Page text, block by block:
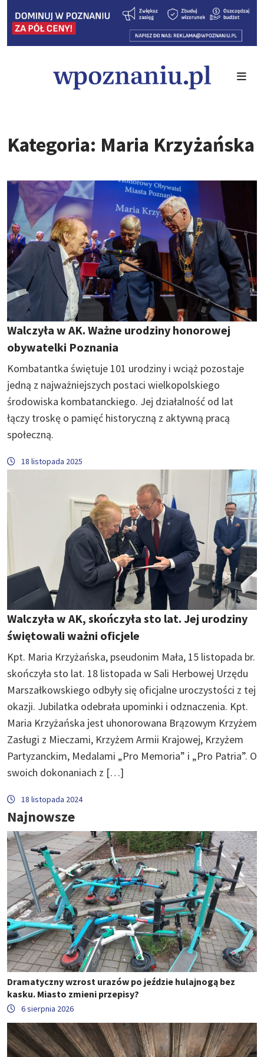
Kategoria: Maria Krzyżańska
Walczyła w AK. Ważne urodziny honorowej
obywatelki Poznania
Kombatantka świętuje 101 urodziny i wciąż pozostaje
jedną z najważniejszych postaci wielkopolskiego
środowiska kombatanckiego. Jej działalność od lat
łączy troskę o pamięć historyczną z aktywną pracą
społeczną.
18 listopada 2025
Walczyła w AK, skończyła sto lat. Jej urodziny
świętowali ważni oficjele
Kpt. Maria Krzyżańska, pseudonim Mała, 15 listopada br.
skończyła sto lat. 18 listopada w Sali Herbowej Urzędu
Marszałkowskiego odbyły się oficjalne uroczystości z tej
okazji. Jubilatka odebrała upominki i odznaczenia. Kpt.
Maria Krzyżańska jest uhonorowana Brązowym Krzyżem
Zasługi z Mieczami, Krzyżem Armii Krajowej, Krzyżem
Partyzanckim, Medalami „Pro Memoria” i „Pro Patria”. O
swoich dokonaniach z […]
18 listopada 2024
Najnowsze
Dramatyczny wzrost urazów po jeździe hulajnogą bez
kasku. Miasto zmieni przepisy?
6 sierpnia 2026